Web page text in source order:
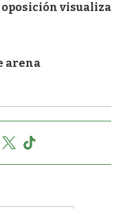
visualiza
arena